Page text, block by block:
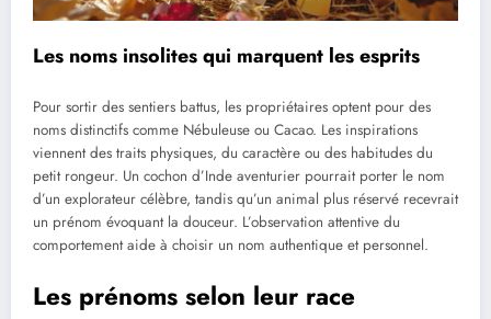
Les noms insolites qui marquent les esprits
Pour sortir des sentiers battus, les propriétaires optent pour des
noms distinctifs comme Nébuleuse ou Cacao. Les inspirations
viennent des traits physiques, du caractère ou des habitudes du
petit rongeur. Un cochon d’Inde aventurier pourrait porter le nom
d’un explorateur célèbre, tandis qu’un animal plus réservé recevrait
un prénom évoquant la douceur. L’observation attentive du
comportement aide à choisir un nom authentique et personnel.
Les prénoms selon leur race